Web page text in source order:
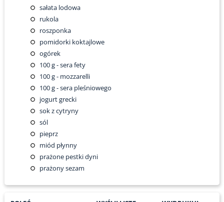
sałata lodowa
rukola
roszponka
pomidorki koktajlowe
ogórek
100g - sera fety
100g - mozzarelli
100g - sera pleśniowego
jogurt grecki
sok z cytryny
sól
pieprz
miód płynny
prażone pestki dyni
prażony sezam